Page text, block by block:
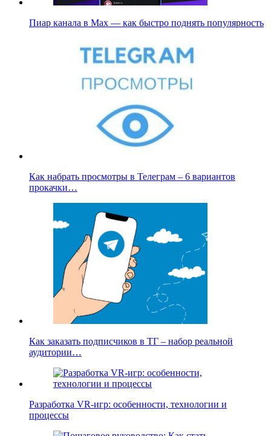
Пиар канала в Max — как быстро поднять популярность
Как набрать просмотры в Телеграм – 6 вариантов
прокачки…
Как заказать подписчиков в ТГ – набор реальной
аудитории…
Разработка VR-игр: особенности, технологии и
процессы